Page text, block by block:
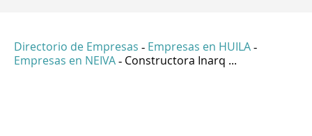
Directorio de Empresas - Empresas en HUILA -
Empresas en NEIVA - Constructora Inarq ...